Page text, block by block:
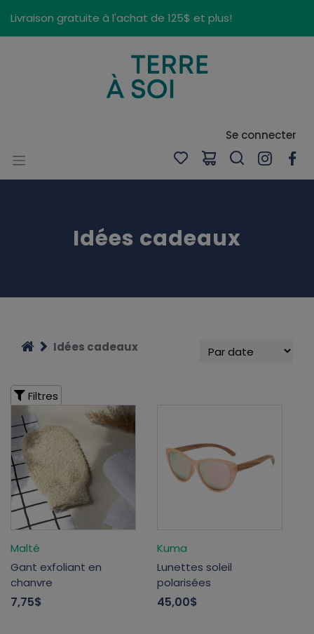
Livraison gratuite à l'achat de 125$ et plus!
Se connecter
Idées cadeaux
Idées cadeaux
Filtres
Malté
Gant exfoliant en
chanvre
7,75$
Kuma
Lunettes soleil
polarisées
45,00$